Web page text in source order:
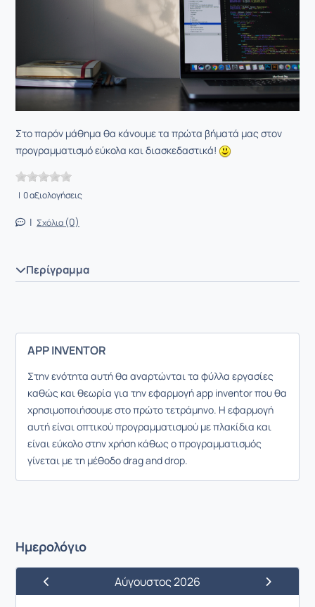
Στο παρόν μάθημα θα κάνουμε τα πρώτα βήματά μας στον
προγραμματισμό εύκολα και διασκεδαστικά!
| 0 αξιολογήσεις
| Σχόλια (0)
Περίγραμμα
APP INVENTOR
Στην ενότητα αυτή θα αναρτώνται τα φύλλα εργασίες
καθώς και θεωρία για την εφαρμογή app inventor που θα
χρησιμοποιήσουμε στο πρώτο τετράμηνο. Η εφαρμογή
αυτή είναι οπτικού προγραμματισμού με πλακίδια και
είναι εύκολο στην χρήση κάθως ο προγραμματισμός
γίνεται με τη μέθοδο drag and drop.
Ημερολόγιο
Προηγούμενος ΜήναςΑύγουστος 2026
Επόμενος